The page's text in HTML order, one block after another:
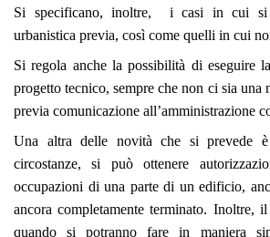
Si specificano, inoltre, i casi in cui si
urbanistica previa, così come quelli in cui
Si regola anche la possibilità di eseguire
progetto tecnico, sempre che non ci sia una
previa comunicazione all’amministrazione
Una altra delle novità che si prevede
circostanze, si può ottenere
occupazioni di una parte di un edificio,
ancora completamente terminato. Inoltre,
quando si potranno fare in maniera